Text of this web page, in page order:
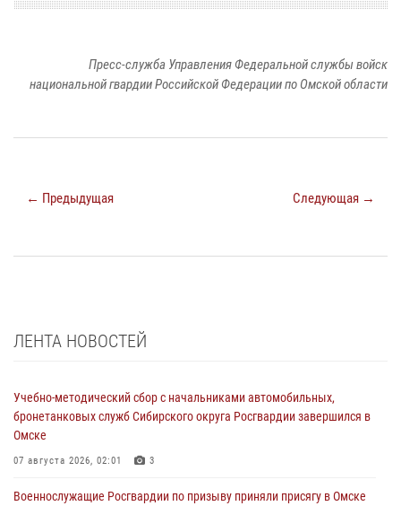
Пресс-служба Управления Федеральной службы войск
национальной гвардии Российской Федерации по Омской области
← Предыдущая Следующая →
ЛЕНТА НОВОСТЕЙ
Учебно-методический сбор с начальниками автомобильных,
бронетанковых служб Сибирского округа Росгвардии завершился в
Омске
07 августа 2026, 02:01 3
Военнослужащие Росгвардии по призыву приняли присягу в Омске